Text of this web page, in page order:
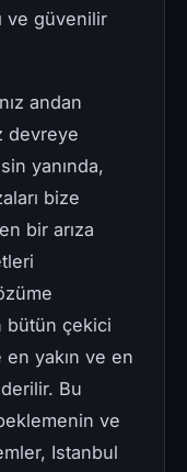
ve güvenilir
andan
devreye
yanında,
bize
bir arıza
bütün çekici
yakın ve en
Bu
ve
Istanbul